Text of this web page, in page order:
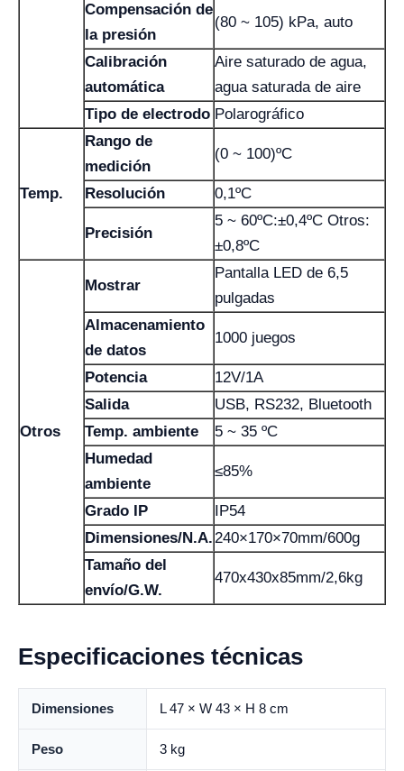
Compensación de
la presión
(80 ~ 105) kPa, auto
Calibración
automática
Aire saturado de agua,
agua saturada de aire
Tipo de electrodo Polarográfico
Temp.
Rango de
medición
(0 ~ 100)ºC
Resolución 0,1ºC
Precisión
5 ~ 60ºC:±0,4ºC Otros:
±0,8ºC
Otros
Mostrar
Pantalla LED de 6,5
pulgadas
Almacenamiento
de datos
1000 juegos
Potencia
12V/1A
Salida
USB, RS232, Bluetooth
Temp. ambiente
5 ~ 35 ºC
Humedad
ambiente
≤85%
Grado IP
IP54
Dimensiones/N.A.240×170×70mm/600g
Tamaño del
envío/G.W.
470x430x85mm/2,6kg
Especificaciones técnicas
Dimensiones L 47 × W 43 × H 8 cm
Peso 3 kg